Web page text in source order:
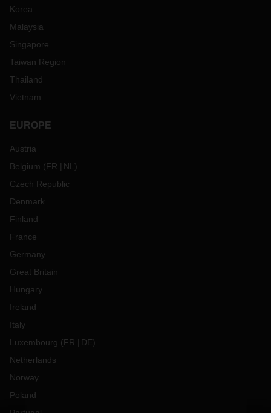
Korea
Malaysia
Singapore
Taiwan Region
Thailand
Vietnam
EUROPE
Austria
Belgium (FR NL )
Czech Republic
Denmark
Finland
France
Germany
Great Britain
Hungary
Ireland
Italy
Luxembourg (FR DE)
Netherlands
Norway
Poland
Portugal